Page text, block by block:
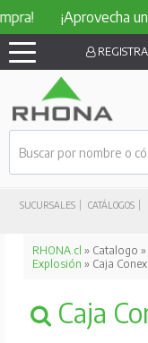
¡Aprovecha un
SUCURSALES CATÁLOGOS
RHONA.cl » Catalogo »
Explosión » Caja
Caja